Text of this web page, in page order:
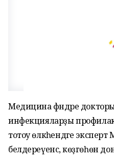
Медицина фәндәре
инфекцияларҙы
тотоу өлкәһендәге
белдереүенсә, көҙгөһөн